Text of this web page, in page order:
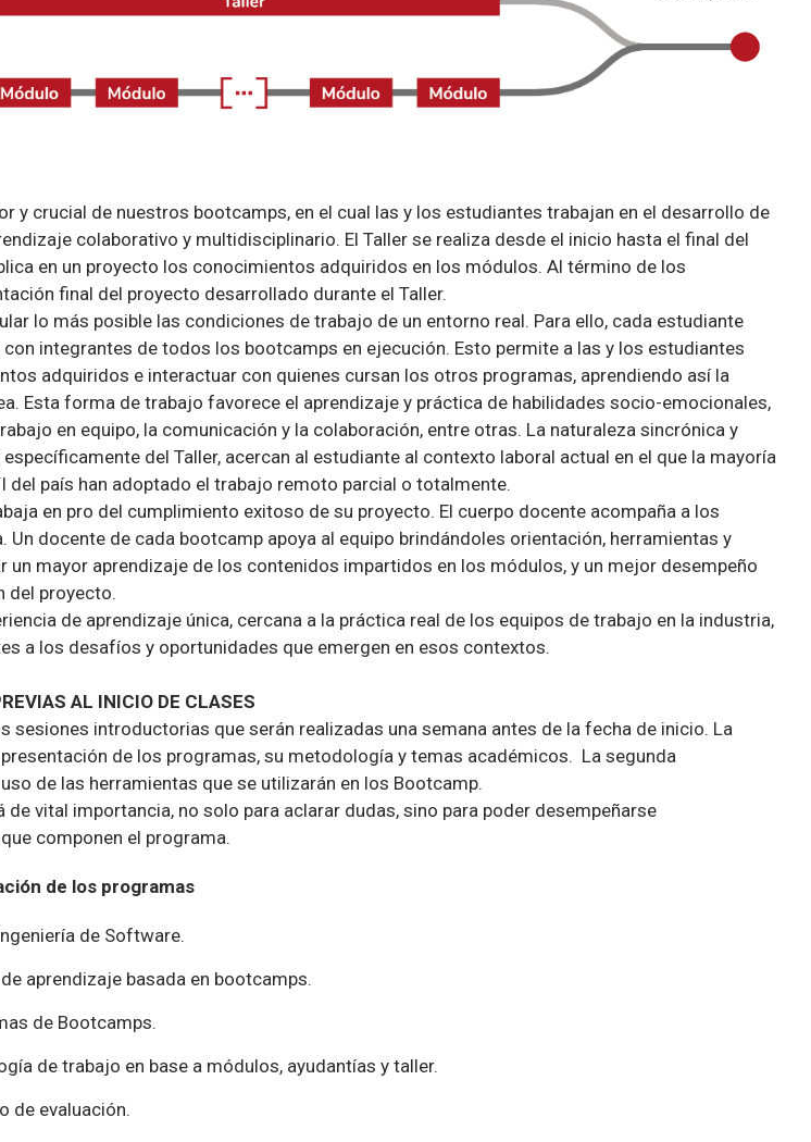
y crucial de nuestros bootcamps, en el cual las y los estudiantes trabajan en el desarrollo de
colaborativo y multidisciplinario. El Taller se realiza desde el inicio hasta el final del
en un proyecto los conocimientos adquiridos en los módulos. Al término de los
final del proyecto desarrollado durante el Taller.
lo más posible las condiciones de trabajo de un entorno real. Para ello, cada estudiante
integrantes de todos los bootcamps en ejecución. Esto permite a las y los estudiantes
adquiridos e interactuar con quienes cursan los otros programas, aprendiendo así la
Esta forma de trabajo favorece el aprendizaje y práctica de habilidades socio-emocionales,
en equipo, la comunicación y la colaboración, entre otras. La naturaleza sincrónica y
del Taller, acercan al estudiante al contexto laboral actual en el que la mayoría
del país han adoptado el trabajo remoto parcial o totalmente.
en pro del cumplimiento exitoso de su proyecto. El cuerpo docente acompaña a los
Un docente de cada bootcamp apoya al equipo brindándoles orientación, herramientas y
un mayor aprendizaje de los contenidos impartidos en los módulos, y un mejor desempeño
del proyecto.
de aprendizaje única, cercana a la práctica real de los equipos de trabajo en la industria,
a los desafíos y oportunidades que emergen en esos contextos.
AL INICIO DE CLASES
sesiones introductorias que serán realizadas una semana antes de la fecha de inicio. La
de los programas, su metodología y temas académicos. La segunda
de las herramientas que se utilizarán en los Bootcamp.
vital importancia, no solo para aclarar dudas, sino para poder desempeñarse
componen el programa.
de los programas
de Software.
aprendizaje basada en bootcamps.
de Bootcamps.
de trabajo en base a módulos, ayudantías y taller.
de evaluación.